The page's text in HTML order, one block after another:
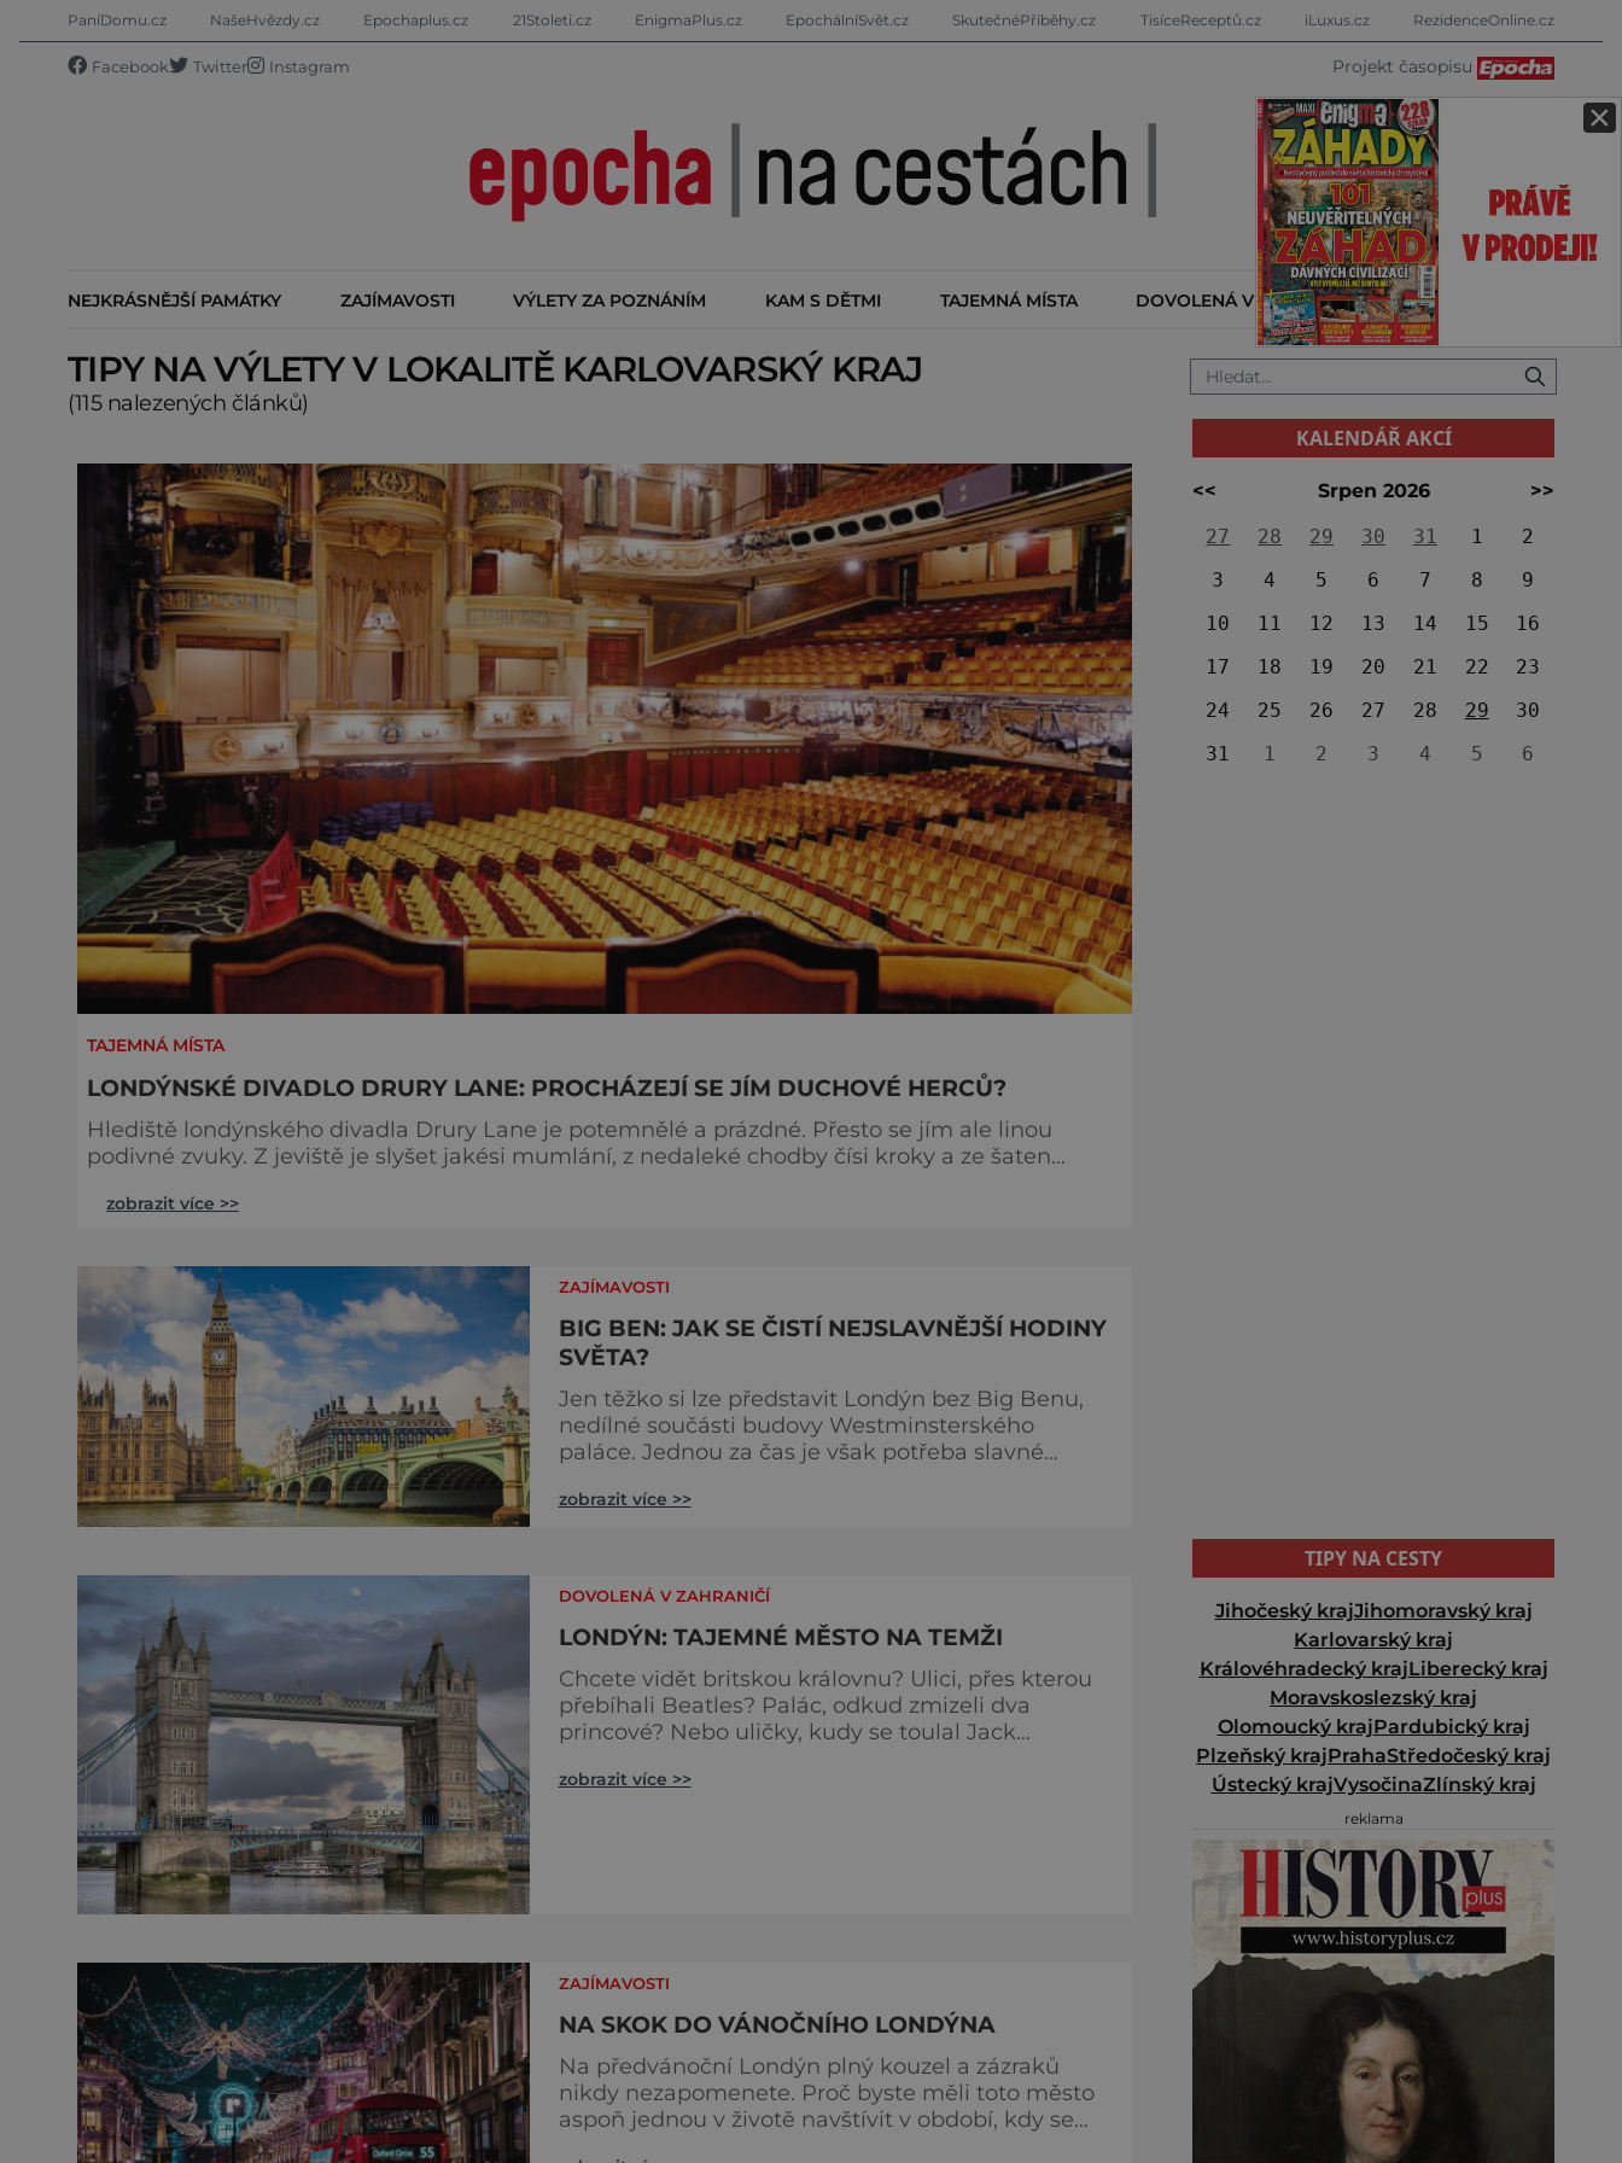
×
PaníDomu.cz NašeHvězdy.cz Epochaplus.cz 21Stoleti.cz EnigmaPlus.cz EpochálníSvět.cz SkutečnéPříběhy.cz TisíceReceptů.cz iLuxus.cz RezidenceOnline.cz
Facebook Twitter Instagram Projekt časopisu
NEJKRÁSNĚJŠÍ PAMÁTKY ZAJÍMAVOSTI VÝLETY ZA POZNÁNÍM KAM S DĚTMI TAJEMNÁ MÍSTA DOVOLENÁ V ZAHRANIČÍ KALENDÁŘ AKCÍ
TIPY NA VÝLETY V LOKALITĚ KARLOVARSKÝ KRAJ
(115 nalezených článků)
TAJEMNÁ MÍSTA
LONDÝNSKÉ DIVADLO DRURY LANE: PROCHÁZEJÍ SE JÍM DUCHOVÉ HERCŮ?
Hlediště londýnského divadla Drury Lane je potemnělé a prázdné. Přesto se jím ale linou
podivné zvuky. Z jeviště je slyšet jakési mumlání, z nedaleké chodby čísi kroky a ze šaten
bohatý herec a divadelník ze 17. století jménem Thomas Kill
zobrazit více >>
ZAJÍMAVOSTI
BIG BEN: JAK SE ČISTÍ NEJSLAVNĚJŠÍ HODINY
SVĚTA?
Jen těžko si lze představit Londýn bez Big Benu,
nedílné součásti budovy Westminsterského
paláce. Jednou za čas je však potřeba slavné
srpna roku 2015 loňského roku prošel slavný Big
kbelíky s mýdlovou vodou, po několik dní
zobrazit více >>
DOVOLENÁ V ZAHRANIČÍ
LONDÝN: TAJEMNÉ MĚSTO NA TEMŽI
Chcete vidět britskou královnu? Ulici, přes kterou
přebíhali Beatles? Palác, odkud zmizeli dva
princové? Nebo uličky, kudy se toulal Jack
stihnout? Kouzelný Londýn vám určitě učaruje.
zobrazit více >>
ZAJÍMAVOSTI
NA SKOK DO VÁNOČNÍHO LONDÝNA
Na předvánoční Londýn plný kouzel a zázraků
nikdy nezapomenete. Proč byste měli toto město
aspoň jednou v životě navštívit v období, kdy se
KALENDÁŘ AKCÍ
<< Srpen 2026
>>
27
28 29 30 31 1
2
3
4 5 6 7 8
9
10
11 12 13 14 15
16
17
18 19 20 21 22
23
24
25 26 27 28 29
30
31
1 2 3 4 5 6
TIPY NA CESTY
Jihočeský krajJihomoravský kraj
Karlovarský kraj
Královéhradecký krajLiberecký kraj
Moravskoslezský kraj
Olomoucký krajPardubický kraj
Plzeňský krajPrahaStředočeský kraj
Ústecký krajVysočinaZlínský kraj
reklama